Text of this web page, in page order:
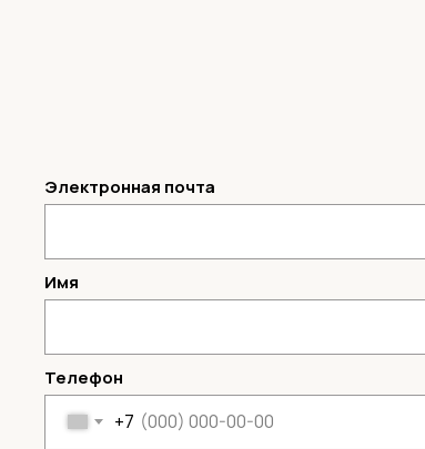
Электронная почта
Имя
Телефон
+7